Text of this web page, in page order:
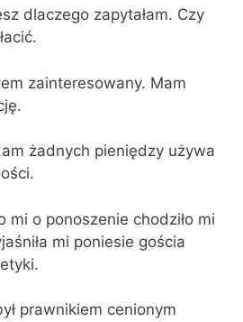
dlaczego zapytałam. Czy
zainteresowany. Mam
żadnych pieniędzy używa
mi o ponoszenie chodziło mi
mi poniesie gościa
prawnikiem cenionym